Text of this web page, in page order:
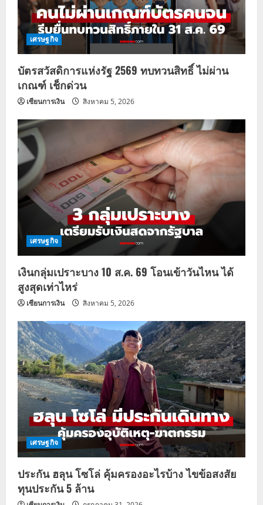
เศรษฐกิจ
บัตรสวัสดิการแห่งรัฐ 2569 ทบทวนสิทธิ์ ไม่ผ่าน
เกณฑ์ เช็กด่วน
เซียนการเงิน สิงหาคม 5, 2026
เศรษฐกิจ
เงินกลุ่มเปราะบาง 10 ส.ค. 69 โอนเข้าวันไหน ได้
สูงสุดเท่าไหร่
เซียนการเงิน สิงหาคม 5, 2026
เศรษฐกิจ
ประกัน ฮลุน โซโล่ คุ้มครองอะไรบ้าง ไขข้อสงสัย
ทุนประกัน 5 ล้าน